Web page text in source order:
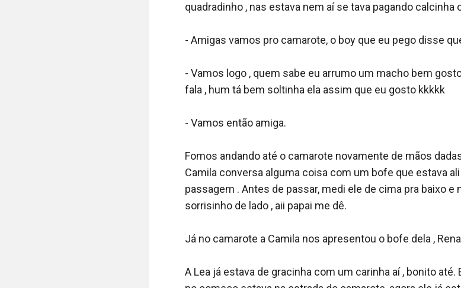
quadradinho , nas estava nem aí se tava pagando calcinha
- Amigas vamos pro camarote, o boy que eu pego disse
- Vamos logo , quem sabe eu arrumo um macho bem
fala , hum tá bem soltinha ela assim que eu gosto kkkkk
- Vamos então amiga.
Fomos andando até o camarote novamente de mãos
Camila conversa alguma coisa com um bofe que estava
passagem . Antes de passar, medi ele de cima pra baixo e
sorrisinho de lado , aii papai me dê.
Já no camarote a Camila nos apresentou o bofe dela ,
A Lea já estava de gracinha com um carinha aí , bonito até.